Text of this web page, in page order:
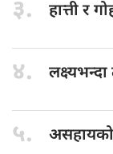
३. हात्ती र
४.
५. असहायको